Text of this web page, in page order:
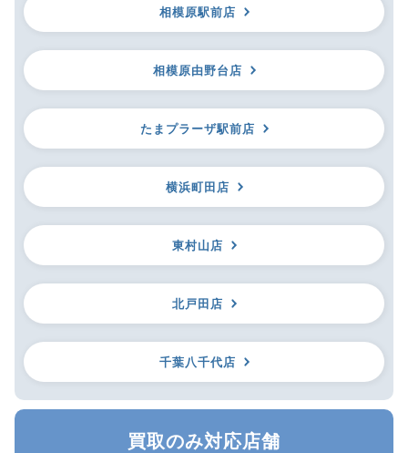
相模原駅前店
相模原由野台店
たまプラーザ駅前店
横浜町田店
東村山店
北戸田店
千葉八千代店
買取のみ対応店舗